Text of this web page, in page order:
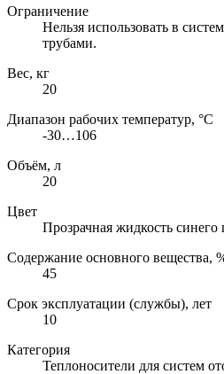
Ограничение
Нельзя использовать в
трубами.
Вес, кг
20
Диапазон рабочих температур, °С
-30…106
Объём, л
20
Цвет
Прозрачная жидкость синего
Содержание основного вещества,
45
Срок эксплуатации (службы), лет
10
Категория
Теплоносители для систем